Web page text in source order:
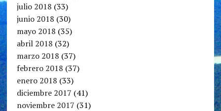
julio 2018 (33)
junio 2018 (30)
mayo 2018 (35)
abril 2018 (32)
marzo 2018 (37)
febrero 2018 (37)
enero 2018 (33)
diciembre 2017 (41)
noviembre 2017 (31)